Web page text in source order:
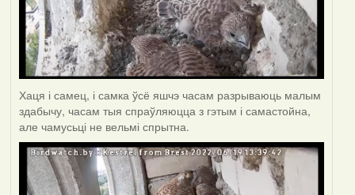
Хаця і самец, і самка ўсё яшчэ часам разрываюць малым
здабычу, часам тыя спраўляюцца з гэтым і самастойна,
але чамусьці не вельмі спрытна.